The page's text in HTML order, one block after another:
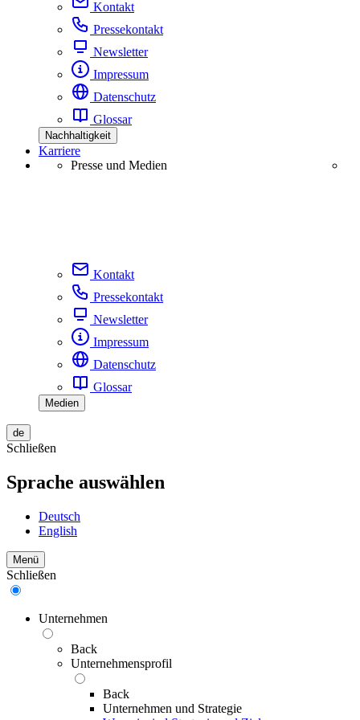
Kontakt
Pressekontakt
Newsletter
Impressum
Datenschutz
Glossar
Nachhaltigkeit
Karriere
Presse und Medien
Kontakt
Pressekontakt
Newsletter
Impressum
Datenschutz
Glossar
Medien
de
Schließen
Sprache auswählen
Deutsch
English
Menü
Schließen
Unternehmen
Back
Unternehmensprofil
Back
Unternehmen und Strategie